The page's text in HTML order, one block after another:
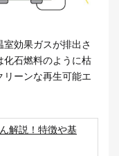
効果ガスが排出さ
化石燃料のように枯
ーンな再生可能エ
解説！特徴や基